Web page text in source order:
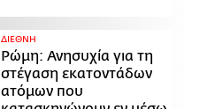
ΔΙΕΘΝΗ
Ρώμη: Ανησυχία για τη
στέγαση εκατοντάδων
ατόμων που